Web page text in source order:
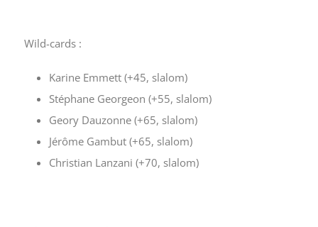
Wild-cards :
Karine Emmett (+45, slalom)
Stéphane Georgeon (+55, slalom)
Geory Dauzonne (+65, slalom)
Jérôme Gambut (+65, slalom)
Christian Lanzani (+70, slalom)